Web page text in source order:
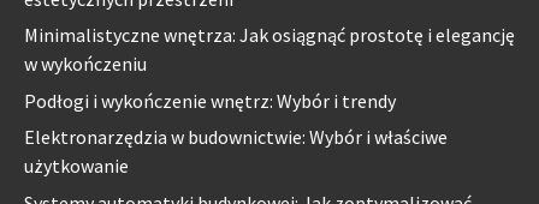
Minimalistyczne wnętrza: Jak osiągnąć prostotę i elegancję
w wykończeniu
Podłogi i wykończenie wnętrz: Wybór i trendy
Elektronarzędzia w budownictwie: Wybór i właściwe
użytkowanie